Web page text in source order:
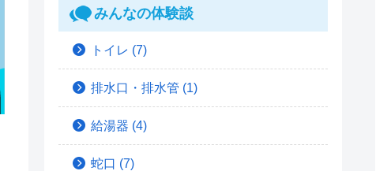
みんなの体験談
トイレ (7)
排水口・排水管 (1)
給湯器 (4)
蛇口 (7)